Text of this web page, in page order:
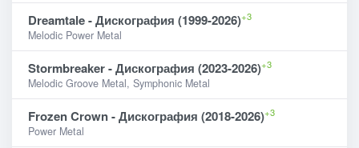
Dreamtale - Дискография (1999-2026)+3
Melodic Power Metal
Stormbreaker - Дискография (2023-2026)+3
Melodic Groove Metal, Symphonic Metal
Frozen Crown - Дискография (2018-2026)+3
Power Metal